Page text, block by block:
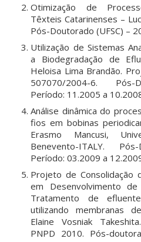
Otimização de
Têxteis Catarinenses –
Pós-Doutorado (UFSC) –
Utilização de Sistemas
a Biodegradação de
Heloisa Lima Brandão.
507070/2004-6. Pós-
Período: 11.2005 a
Análise dinâmica do
fios em bobinas
Erasmo Mancusi,
Benevento-ITALY.
Período: 03.2009 a
Projeto de Consolidação
em Desenvolvimento
Tratamento de
utilizando membranas
Elaine Vosniak
PNPD 2010. Pós-